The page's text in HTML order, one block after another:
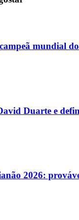
mundial
Duarte e
2026: